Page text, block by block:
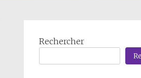
Rechercher